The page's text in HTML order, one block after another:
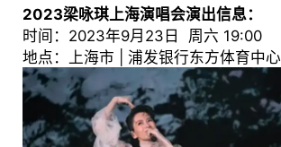
2023梁咏琪上海演唱会演出信息：
时间：2023年9月23日 周六 19:00
地点：上海市 | 浦发银行东方体育中心